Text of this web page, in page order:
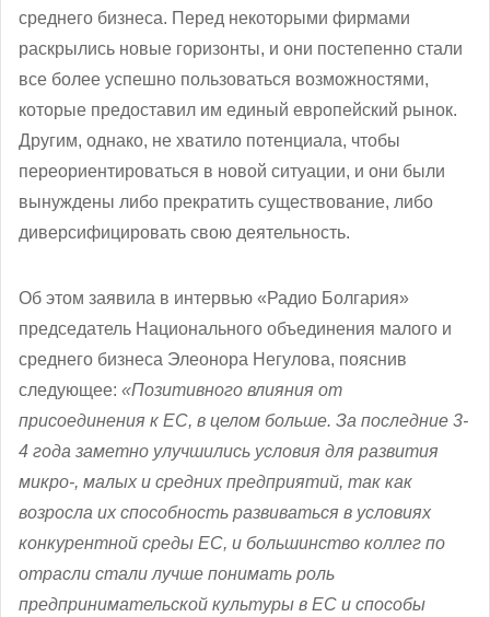
среднего бизнеса. Перед некоторыми фирмами
раскрылись новые горизонты, и они постепенно стали
все более успешно пользоваться возможностями,
которые предоставил им единый европейский рынок.
Другим, однако, не хватило потенциала, чтобы
переориентироваться в новой ситуации, и они были
вынуждены либо прекратить существование, либо
диверсифицировать свою деятельность.
Об этом заявила в интервью «Радио Болгария»
председатель Национального объединения малого и
среднего бизнеса Элеонора Негулова, пояснив
следующее: «Позитивного влияния от
присоединения к ЕС, в целом больше. За последние 3-
4 года заметно улучшились условия для развития
микро-, малых и средних предприятий, так как
возросла их способность развиваться в условиях
конкурентной среды ЕС, и большинство коллег по
отрасли стали лучше понимать роль
предпринимательской культуры в ЕС и способы